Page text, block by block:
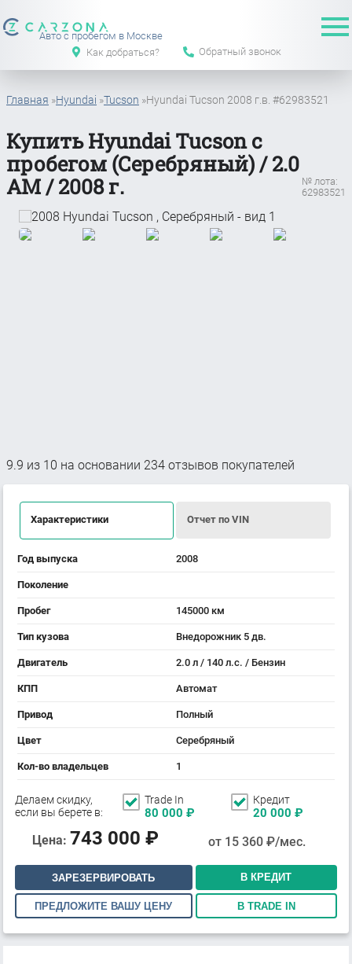
Авто с пробегом в Москве
Как добраться?
Обратный звонок
Главная »Hyundai »Tucson »Hyundai Tucson 2008 г.в. #62983521
Купить Hyundai Tucson с
пробегом (Серебряный) / 2.0
АМ / 2008 г.
№ лота:
62983521
9.9 из 10 на основании 234 отзывов покупателей
Характеристики Отчет по VIN
Год выпуска 2008
Поколение
Пробег 145000 км
Тип кузова Внедорожник 5 дв.
Двигатель 2.0 л / 140 л.с. / Бензин
КПП Автомат
Привод Полный
Цвет Серебряный
Кол-во владельцев 1
Делаем скидку,
если вы берете в:
Trade In
80 000 ₽
Кредит
20 000 ₽
Цена: 743 000 ₽ от 15 360₽/мес.
ЗАРЕЗЕРВИРОВАТЬ В КРЕДИТ
ПРЕДЛОЖИТЕ ВАШУ ЦЕНУ В TRADE IN